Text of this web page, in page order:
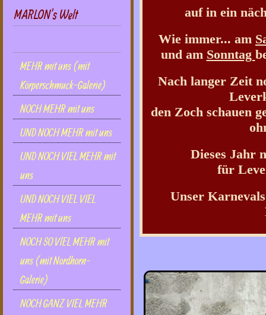
MARLON's Welt
MEHR mit uns (mit
Körperschmuck-Galerie)
NOCH MEHR mit uns
UND NOCH MEHR mit uns
UND NOCH VIEL MEHR mit
uns
UND NOCH VIEL VIEL
MEHR mit uns
NOCH SO VlEL MEHR mit
uns (mit Nordhorn-
Galerie)
NOCH GANZ VIEL MEHR
auf in ein
Wie immer... am
und am Sonntag
Nach langer Zeit
den Zoch schauen
Dieses Jahr
für
Unser